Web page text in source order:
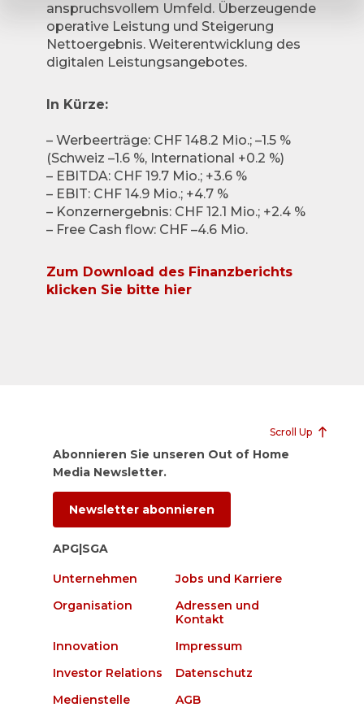
anspruchsvollem Umfeld. Überzeugende
operative Leistung und Steigerung
Nettoergebnis. Weiterentwicklung des
digitalen Leistungsangebotes.
In Kürze:
– Werbeerträge: CHF 148.2 Mio.; –1.5 %
(Schweiz –1.6 %, International +0.2 %)
– EBITDA: CHF 19.7 Mio.; +3.6 %
– EBIT: CHF 14.9 Mio.; +4.7 %
– Konzernergebnis: CHF 12.1 Mio.; +2.4 %
– Free Cash flow: CHF –4.6 Mio.
Zum Download des Finanzberichts
klicken Sie bitte hier
Scroll Up
Abonnieren Sie unseren Out of Home
Media Newsletter.
Newsletter abonnieren
APG|SGA
Unternehmen
Jobs und Karriere
Organisation
Adressen und
Kontakt
Innovation
Impressum
Investor Relations
Datenschutz
Medienstelle
AGB